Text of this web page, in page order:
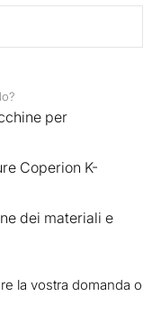
per
Coperion K-
dei materiali e
la vostra domanda o